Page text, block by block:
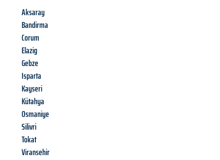
Aksaray
Bandirma
Corum
Elazig
Gebze
Isparta
Kayseri
Kütahya
Osmaniye
Silivri
Tokat
Viransehir